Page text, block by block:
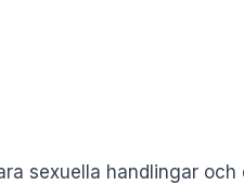
sexuella handlingar